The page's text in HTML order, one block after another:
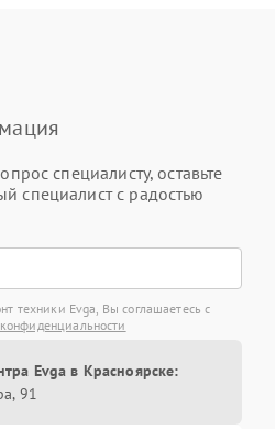
специалисту, оставьте
специалист с радостью
техники Evga, Вы соглашаетесь с
Evga в Красноярске:
91